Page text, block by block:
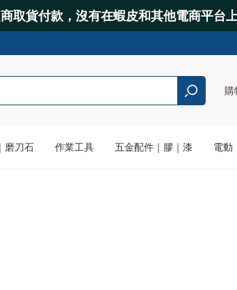
取貨付款，沒有在蝦皮和其他電商平台
購
磨刀石 作業工具 五金配件｜膠｜漆 電動